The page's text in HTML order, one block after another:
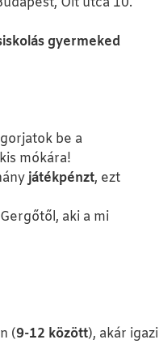
gyermeked
be a
mókára!
játékpénzt, ezt
aki a mi
(9-12 között), akár igazi